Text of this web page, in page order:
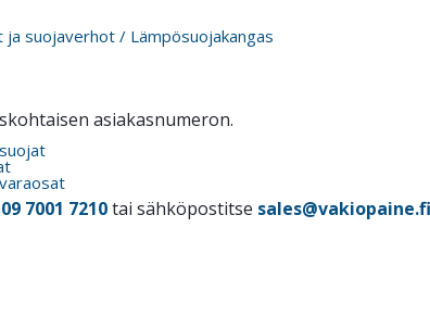
suojaverhot / Lämpösuojakangas
asiakasnumeron.
09 7001 7210tai sähköpostitse sales@vakiopaine.fi